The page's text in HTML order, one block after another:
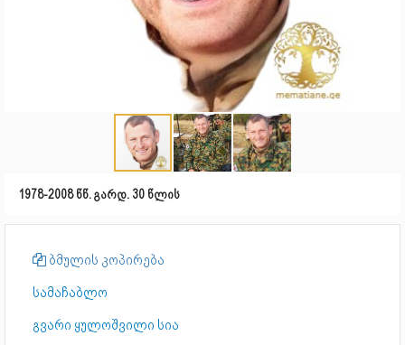
1978-2008 წწ. გარდ. 30 წლის
ბმულის კოპირება
სამაჩაბლო
გვარი ყულოშვილი სია